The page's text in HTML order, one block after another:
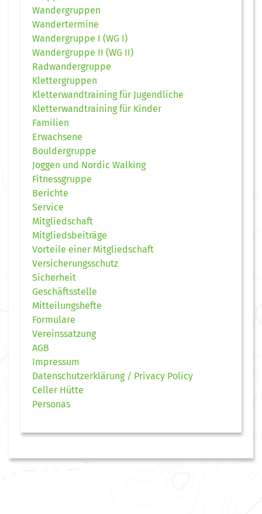
Wandergruppen
Wandertermine
Wandergruppe I (WG I)
Wandergruppe II (WG II)
Radwandergruppe
Klettergruppen
Kletterwandtraining für Jugendliche
Kletterwandtraining für Kinder
Familien
Erwachsene
Bouldergruppe
Joggen und Nordic Walking
Fitnessgruppe
Berichte
Service
Mitgliedschaft
Mitgliedsbeiträge
Vorteile einer Mitgliedschaft
Versicherungsschutz
Sicherheit
Geschäftsstelle
Mitteilungshefte
Formulare
Vereinssatzung
AGB
Impressum
Datenschutzerklärung / Privacy Policy
Celler Hütte
Personas